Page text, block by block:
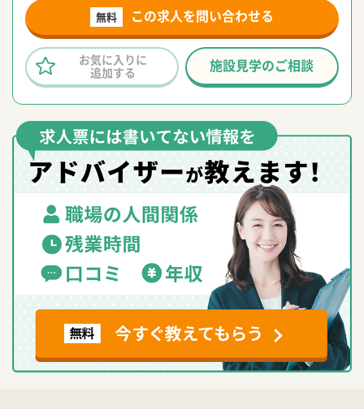
無料 この求人を問い合わせる
施設見学のご相談
お気に入りに
追加する